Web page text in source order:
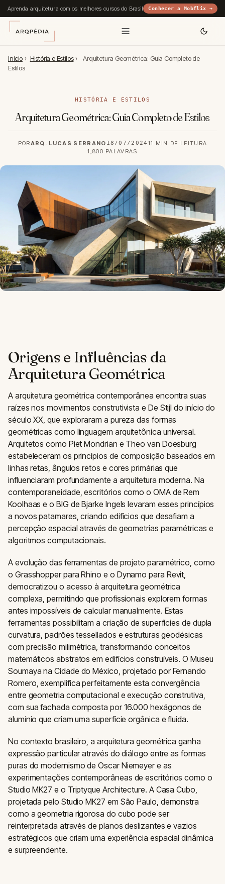
Aprenda arquitetura com os melhores cursos do Brasil Conhecer a Mobflix →
Início › História e Estilos ›
Arquitetura Geométrica: Guia Completo de
Estilos
HISTÓRIA E ESTILOS
Arquitetura Geométrica: Guia Completo de Estilos
PORARQ. LUCAS SERRANO 18/07/2024 11 MIN DE LEITURA
1,800 PALAVRAS
Origens e Influências da
Arquitetura Geométrica
A arquitetura geométrica contemporânea encontra suas
raízes nos movimentos construtivista e De Stijl do início do
século XX, que exploraram a pureza das formas
geométricas como linguagem arquitetônica universal.
Arquitetos como Piet Mondrian e Theo van Doesburg
estabeleceram os princípios de composição baseados em
linhas retas, ângulos retos e cores primárias que
influenciaram profundamente a arquitetura moderna. Na
contemporaneidade, escritórios como o OMA de Rem
Koolhaas e o BIG de Bjarke Ingels levaram esses princípios
a novos patamares, criando edifícios que desafiam a
percepção espacial através de geometrias paramétricas e
algoritmos computacionais.
A evolução das ferramentas de projeto paramétrico, como
o Grasshopper para Rhino e o Dynamo para Revit,
democratizou o acesso à arquitetura geométrica
complexa, permitindo que profissionais explorem formas
antes impossíveis de calcular manualmente. Estas
ferramentas possibilitam a criação de superfícies de dupla
curvatura, padrões tessellados e estruturas geodésicas
com precisão milimétrica, transformando conceitos
matemáticos abstratos em edifícios construíveis. O Museu
Soumaya na Cidade do México, projetado por Fernando
Romero, exemplifica perfeitamente esta convergência
entre geometria computacional e execução construtiva,
com sua fachada composta por 16.000 hexágonos de
alumínio que criam uma superfície orgânica e fluida.
No contexto brasileiro, a arquitetura geométrica ganha
expressão particular através do diálogo entre as formas
puras do modernismo de Oscar Niemeyer e as
experimentações contemporâneas de escritórios como o
Studio MK27 e o Triptyque Architecture. A Casa Cubo,
projetada pelo Studio MK27 em São Paulo, demonstra
como a geometria rigorosa do cubo pode ser
reinterpretada através de planos deslizantes e vazios
estratégicos que criam uma experiência espacial dinâmica
e surpreendente.